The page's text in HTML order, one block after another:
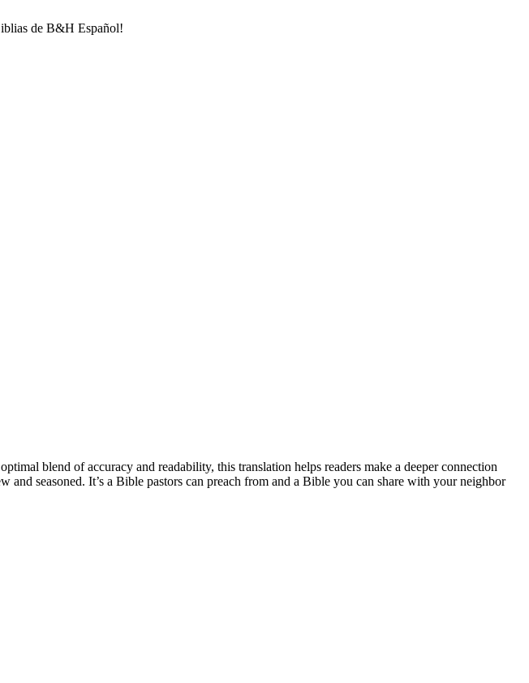
de B&H Español!
blend of accuracy and readability, this translation helps readers make a deeper connection
seasoned. It’s a Bible pastors can preach from and a Bible you can share with your neighbor